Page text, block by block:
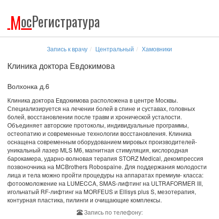
МосРегистратура
Запись к врачу Центральный Хамовники
Клиника доктора Евдокимова
Волхонка д.6
Клиника доктора Евдокимова расположена в центре Москвы.
Специализируется на лечении болей в спине и суставах, головных
болей, восстановлении после травм и хронической усталости.
Объединяет авторские протоколы, индивидуальные программы,
остеопатию и современные технологии восстановления. Клиника
оснащена современным оборудованием мировых производителей-
уникальный лазер MLS M6, магнитная стимуляция, кислородная
барокамера, ударно-волновая терапия STORZ Medical, декомпрессия
позвоночника на MCBrothers Robospaine. Для поддержания молодости
лица и тела можно пройти процедуры на аппаратах премиум- класса:
фотоомоложение на LUMECCA, SMAS-лифтинг на ULTRAFORMER III,
игольчатый RF-лифтинг на MORFEUS и Ellisys plus S, мезотерапия,
контурная пластика, пилинги и очищающие комплексы.
Запись по телефону: